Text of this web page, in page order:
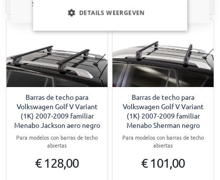
Disponible en stock
Barras de techo para
Volkswagen Golf V Variant
(1K) 2007-2009 familiar
Menabo Jackson aero negro
Para modelos con barras de techo
abiertas
€ 128,00
Barras de techo para
Volkswagen Golf V Variant
(1K) 2007-2009 familiar
Menabo Sherman negro
Para modelos con barras de techo
abiertas
€ 101,00
DETAILS WEERGEVEN
Solo actualizaciones y ofertas relevantes para tu coche.